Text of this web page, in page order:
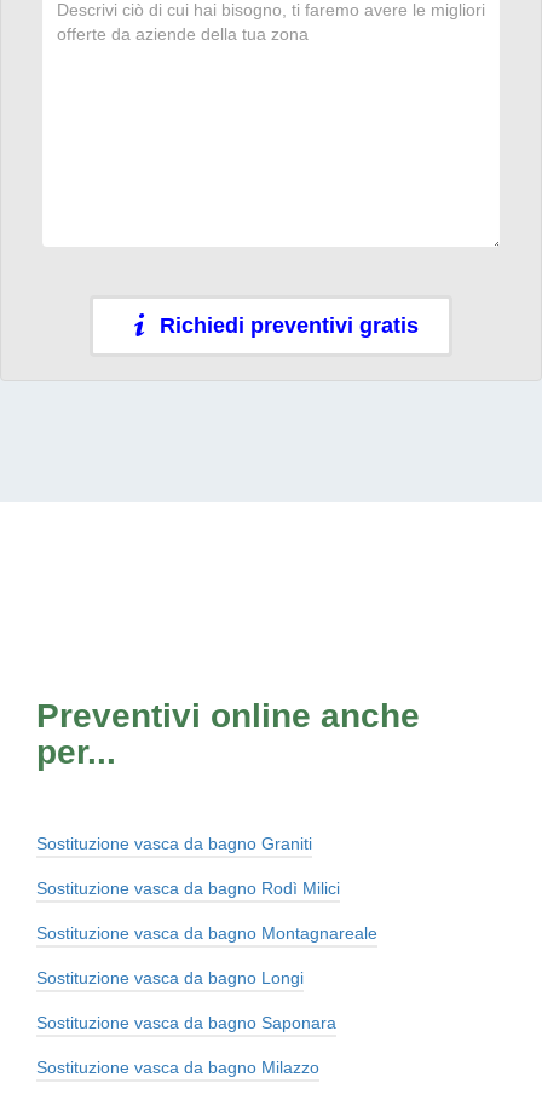
Richiedi preventivi gratis
Preventivi online anche
per...
Sostituzione vasca da bagno Graniti
Sostituzione vasca da bagno Rodì Milici
Sostituzione vasca da bagno Montagnareale
Sostituzione vasca da bagno Longi
Sostituzione vasca da bagno Saponara
Sostituzione vasca da bagno Milazzo